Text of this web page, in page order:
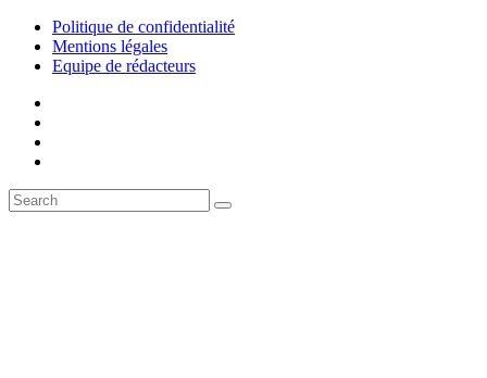
Politique de confidentialité
Mentions légales
Equipe de rédacteurs